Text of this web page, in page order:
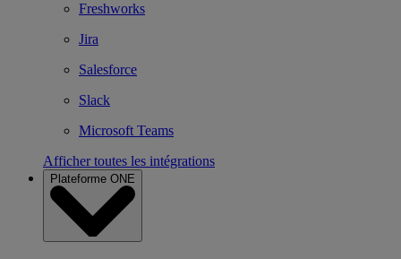
Freshworks
Jira
Salesforce
Slack
Microsoft Teams
Afficher toutes les intégrations
Plateforme ONE